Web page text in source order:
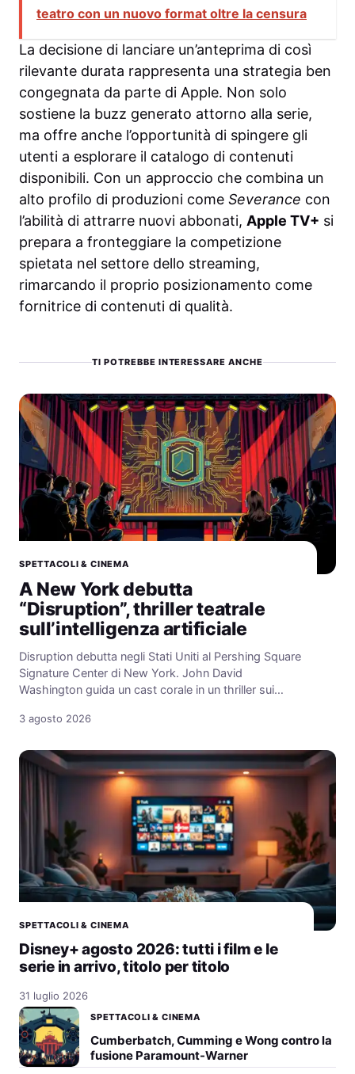
teatro con un nuovo format oltre la censura
La decisione di lanciare un’anteprima di così
rilevante durata rappresenta una strategia ben
congegnata da parte di Apple. Non solo
sostiene la buzz generato attorno alla serie,
ma offre anche l’opportunità di spingere gli
utenti a esplorare il catalogo di contenuti
disponibili. Con un approccio che combina un
alto profilo di produzioni come Severance con
l’abilità di attrarre nuovi abbonati, Apple TV+ si
prepara a fronteggiare la competizione
spietata nel settore dello streaming,
rimarcando il proprio posizionamento come
fornitrice di contenuti di qualità.
TI POTREBBE INTERESSARE ANCHE
SPETTACOLI & CINEMA
A New York debutta
“Disruption”, thriller teatrale
sull’intelligenza artificiale
Disruption debutta negli Stati Uniti al Pershing Square
Signature Center di New York. John David
Washington guida un cast corale in un thriller sui…
3 agosto 2026
SPETTACOLI & CINEMA
Disney+ agosto 2026: tutti i film e le
serie in arrivo, titolo per titolo
31 luglio 2026
SPETTACOLI & CINEMA
Cumberbatch, Cumming e Wong contro la
fusione Paramount-Warner